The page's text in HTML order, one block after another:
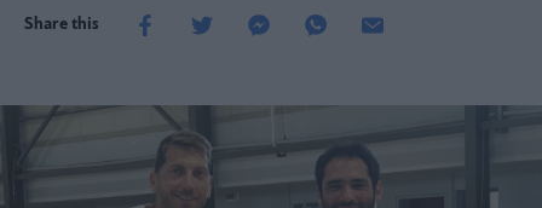
Share this